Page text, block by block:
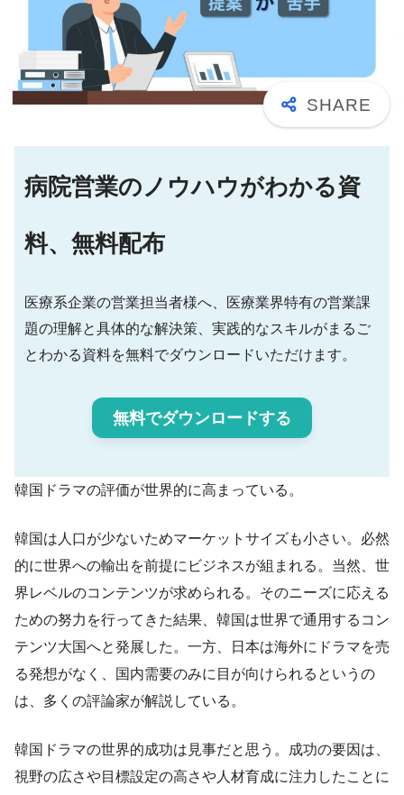
病院営業のノウハウがわかる資
料、無料配布
医療系企業の営業担当者様へ、医療業界特有の営業課
題の理解と具体的な解決策、実践的なスキルがまるご
とわかる資料を無料でダウンロードいただけます。
無料でダウンロードする
韓国ドラマの評価が世界的に高まっている。
韓国は人口が少ないためマーケットサイズも小さい。必然
的に世界への輸出を前提にビジネスが組まれる。当然、世
界レベルのコンテンツが求められる。そのニーズに応える
ための努力を行ってきた結果、韓国は世界で通用するコン
テンツ大国へと発展した。一方、日本は海外にドラマを売
る発想がなく、国内需要のみに目が向けられるというの
は、多くの評論家が解説している。
韓国ドラマの世界的成功は見事だと思う。成功の要因は、
視野の広さや目標設定の高さや人材育成に注力したことに